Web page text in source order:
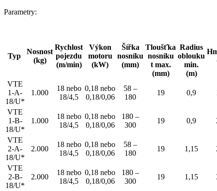
Parametry:
Typ
Nosnost
(kg)
Rychlost
pojezdu
(m/min)
Výkon
motoru
(kW)
Šířka
nosníku
(mm)
Tloušťka
nosníku
t max.
(mm)
Radius
oblouku
min.
(m)
VTE
1-A-
18/U*
1.000
18 nebo
18/4,5
0,18 nebo
0,18/0,06
58 –
180
19 0,9
VTE
1-B-
18/U*
1.000
18 nebo
18/4,5
0,18 nebo
0,18/0,06
180 –
300
19 0,9
VTE
2-A-
18/U*
2.000
18 nebo
18/4,5
0,18 nebo
0,18/0,06
58 –
180
19 1,15
VTE
2-B-
18/U*
2.000
18 nebo
18/4,5
0,18 nebo
0,18/0,06
180 –
300
19 1,15